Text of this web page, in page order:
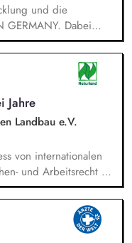
und die
GERMANY. Dabei
unserem Vorstand
für die Strategie,
Programms. Dazu
und
Programms,
unserer
der Veranstaltungen
Jahre
Landbau e.V.
von internationalen
und Arbeitsrecht mit
und Indien. Analyse
und
Lohnberechnungen,
Durchführung von